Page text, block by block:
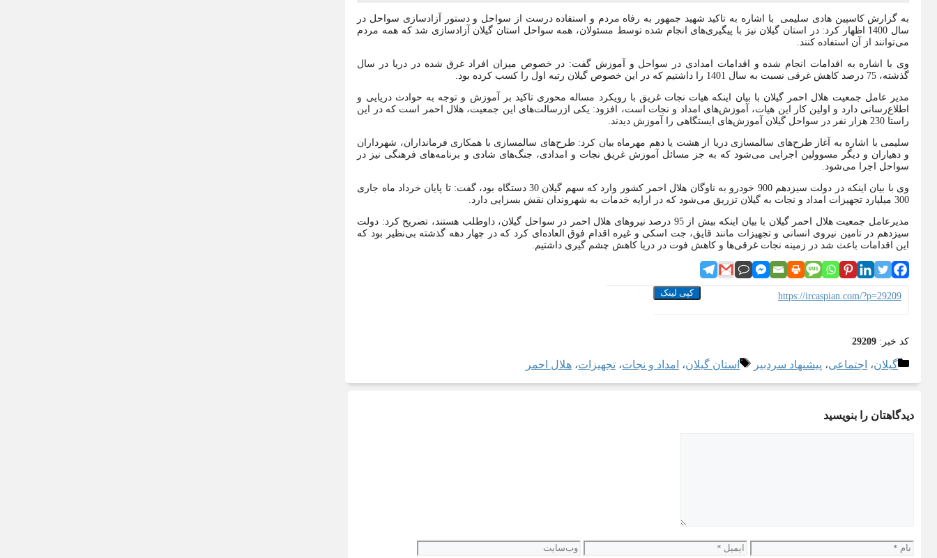
به گزارش کاسپین هادی سلیمی با اشاره به تاکید شهید جمهور به رفاه مردم و استفاده درست از سواحل و دستور آزادسازی سواحل در
سال 1400 اظهار کرد: در استان گیلان نیز با پیگیری‌های انجام شده توسط مسئولان، همه سواحل استان گیلان آزادسازی شد که همه مردم
می‌توانند از آن استفاده کنند.
وی با اشاره به اقدامات انجام شده و اقدامات امدادی در سواحل و آموزش گفت: در خصوص میزان افراد غرق شده در دریا در سال
گذشته، 75 درصد کاهش غرقی نسبت به سال 1401 را داشتیم که در این خصوص گیلان رتبه اول را کسب کرده بود.
مدیر عامل جمعیت هلال احمر گیلان با بیان اینکه هیات نجات غریق با رویکرد مساله محوری تاکید بر آموزش و توجه به حوادث دریایی و
اطلاع‌رسانی دارد و اولین کار این هیات، آموزش‌های امداد و نجات است، افزود: یکی ازرسالت‌های این جمعیت، هلال احمر است که در این
راستا 230 هزار نفر در سواحل گیلان آموزش‌های ایستگاهی را آموزش دیدند.
سلیمی با اشاره به آغاز طرح‌های سالمسازی دریا از هشت یا دهم مهرماه بیان کرد: طرح‌های سالمسازی با همکاری فرمانداران، شهرداران
و دهیاران و دیگر مسوولین اجرایی می‌شود که به جز مسائل آموزش غریق نجات و امدادی، جنگ‌های شادی و برنامه‌های فرهنگی نیز در
سواحل اجرا می‌شود.
وی با بیان اینکه در دولت سیزدهم 900 خودرو به ناوگان هلال احمر کشور وارد که سهم گیلان 30 دستگاه بود، گفت: تا پایان خرداد ماه جاری
300 میلیارد تجهیزات امداد و نجات به گیلان تزریق می‌شود که در ارایه خدمات به شهروندان نقش بسزایی دارد.
مدیرعامل جمعیت هلال احمر گیلان با بیان اینکه بیش از 95 درصد نیروهای هلال احمر در سواحل گیلان، داوطلب هستند، تصریح کرد: دولت
سیزدهم در تامین نیروی انسانی و تجهیزات مانند قایق، جت اسکی و غیره اقدام فوق العاده‌ای کرد که در چهار دهه گذشته بی‌نظیر بود که
این اقدامات باعث شد در زمینه نجات غرقی‌ها و کاهش فوت در دریا کاهش چشم گیری داشتیم.
https://ircaspian.com/?p=29209 کپی لینک
کد خبر: 29209
دسته‌ها
گیلان، اجتماعی، پیشنهاد سردبیر برچسب‌ها
استان گیلان، امداد و نجات، تجهیزات، هلال احمر
دیدگاهتان را بنویسید
نام ایمیل وب‌سایت